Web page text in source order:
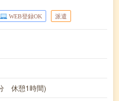
WEB登録OK 派遣
休憩1時間)